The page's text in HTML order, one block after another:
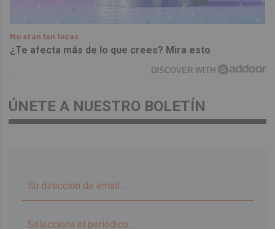
No eran tan locas
¿Te afecta más de lo que crees? Mira esto
DISCOVER WITH
ÚNETE A NUESTRO BOLETÍN